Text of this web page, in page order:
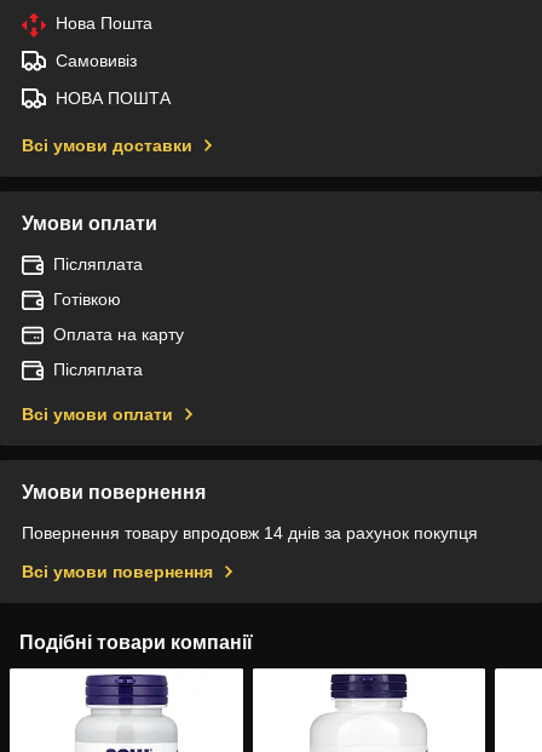
Нова Пошта
Самовивіз
НОВА ПОШТА
Всі умови доставки
Умови оплати
Післяплата
Готівкою
Оплата на карту
Післяплата
Всі умови оплати
Умови повернення
Повернення товару впродовж 14 днів за рахунок покупця
Всі умови повернення
Подібні товари компанії